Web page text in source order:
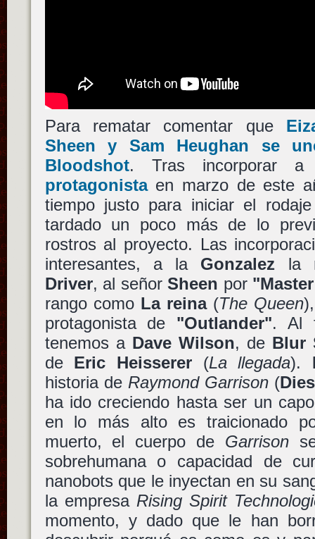
Para rematar comentar que
Sheen y Sam Heughan se
Bloodshot. Tras incorporar
protagonistaen marzo de este
tiempo justo para iniciar el
tardado un poco más de lo
rostros al proyecto. Las
interesantes, a la Gonzalez la
Driver, al señorSheen por
rango como La reina(The Queen
protagonista de "Outlander". Al
tenemos a Dave Wilson, de Blur
de Eric Heisserer(La llegada).
historia de Raymond Garrison(
ha ido creciendo hasta ser un
en lo más alto es traicionado
muerto, el cuerpo de Garrison
sobrehumana o capacidad de
nanobots que le inyectan en su
la empresa Rising Spirit
momento, y dado que le han